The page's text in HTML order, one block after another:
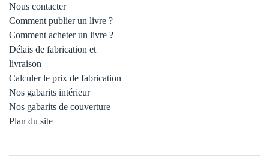
Nous contacter
Comment publier un livre ?
Comment acheter un livre ?
Délais de fabrication et
livraison
Calculer le prix de fabrication
Nos gabarits intérieur
Nos gabarits de couverture
Plan du site